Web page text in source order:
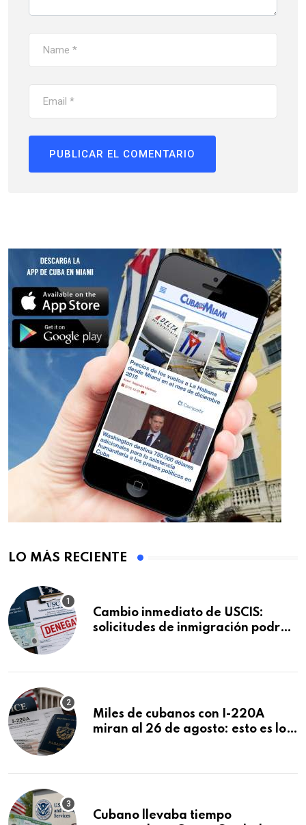
LO MÁS RECIENTE
Cambio inmediato de USCIS:
solicitudes de inmigración podrán
Miles de cubanos con I-220A
miran al 26 de agosto: esto es lo
Cubano llevaba tiempo